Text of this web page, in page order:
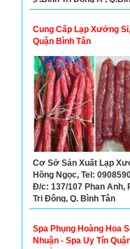
Cung Cấp Lạp Xưởng
Quận Bình Tân
Cơ Sở Sản Xuất Lạp
Hồng Ngọc, Tel:
Đ/c: 137/107 Phan Anh,
Trị Đông, Q. Bình Tân
Spa Phụng Hoàng Hoa
Nhuận - Spa Uy Tín